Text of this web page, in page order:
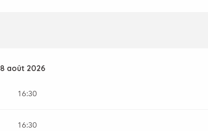
8 août 2026
8 août 2026
16:30
16:30